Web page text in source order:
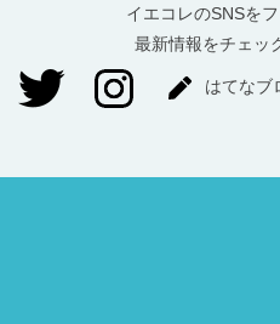
イエコレのSNSを
最新情報をチェッ
はてなブ